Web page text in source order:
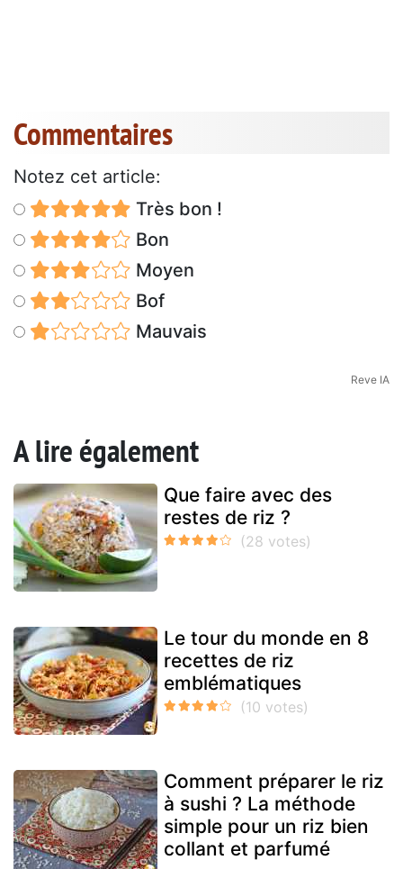
Commentaires
Notez cet article:
Très bon !
Bon
Moyen
Bof
Mauvais
Reve IA
A lire également
Que faire avec des
restes de riz ?
Le tour du monde en 8
recettes de riz
emblématiques
Comment préparer le riz
à sushi ? La méthode
simple pour un riz bien
collant et parfumé